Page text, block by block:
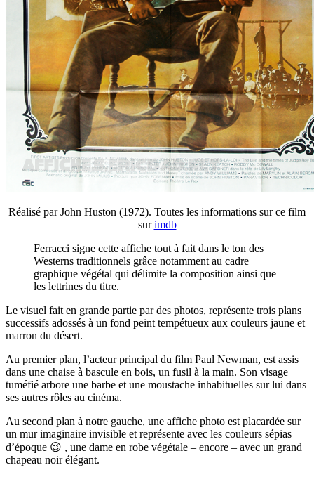
Réalisé par John Huston (1972). Toutes les informations sur ce film
surimdb
Ferracci signe cette affiche tout à fait dans le ton des
Westerns traditionnels grâce notamment au cadre
graphique végétal qui délimite la composition ainsi que
les lettrines du titre.
Le visuel fait en grande partie par des photos, représente trois plans
successifs adossés à un fond peint tempétueux aux couleurs jaune et
marron du désert.
Au premier plan, l’acteur principal du film Paul Newman, est assis
dans une chaise à bascule en bois, un fusil à la main. Son visage
tuméfié arbore une barbe et une moustache inhabituelles sur lui dans
ses autres rôles au cinéma.
Au second plan à notre gauche, une affiche photo est placardée sur
un mur imaginaire invisible et représente avec les couleurs sépias
d’époque 😉 , une dame en robe végétale – encore – avec un grand
chapeau noir élégant.